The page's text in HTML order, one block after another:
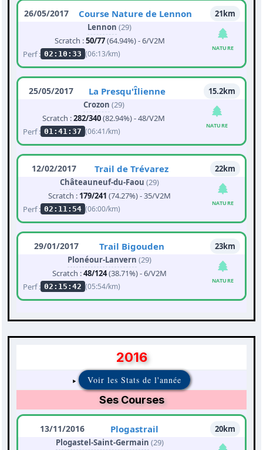
26/05/2017 Course Nature de Lennon
21km
Lennon (29)
Scratch :50/77(64.94%) - 6/V2M
Perf : 02:10:33 (06:13/km)
NATURE
25/05/2017 La Presqu'Îlienne
15.2km
Crozon (29)
Scratch :282/340(82.94%) - 48/V2M
Perf : 01:41:37 (06:41/km)
NATURE
12/02/2017 Trail de Trévarez
22km
Châteauneuf-du-Faou (29)
Scratch : 179/241 (74.27%) - 35/V2M
Perf : 02:11:54 (06:00/km)
NATURE
29/01/2017 Trail Bigouden
23km
Plonéour-Lanvern (29)
Scratch :48/124(38.71%) - 6/V2M
Perf : 02:15:42 (05:54/km)
NATURE
2016
Voir les Stats de l'année
Ses Courses
13/11/2016 Plogastrail
20km
Plogastel-Saint-Germain (29)